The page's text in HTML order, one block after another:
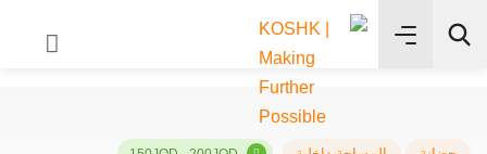
بحث